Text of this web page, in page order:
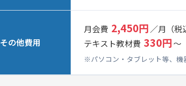
その他費用
月会費 2,450円／月（税
テキスト教材費 330円～
※パソコン・タブレット等、機